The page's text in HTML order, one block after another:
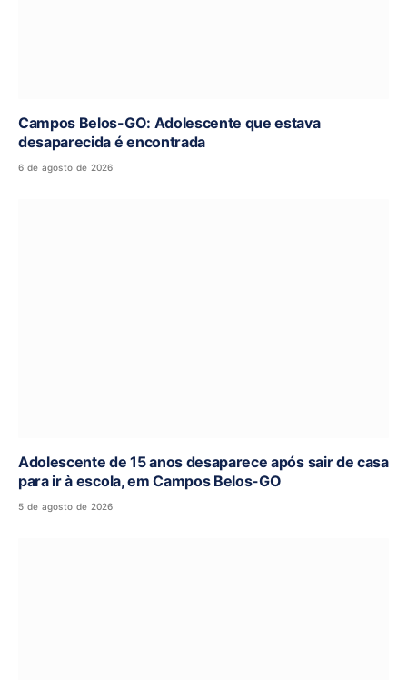
Campos Belos-GO: Adolescente que estava
desaparecida é encontrada
6 de agosto de 2026
Adolescente de 15 anos desaparece após sair de casa
para ir à escola, em Campos Belos-GO
5 de agosto de 2026